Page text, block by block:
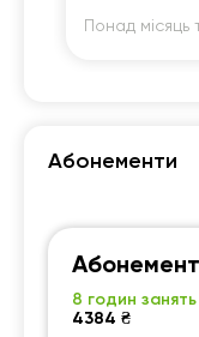
Понад місяць
Абонементи
Абонемент
8 годин занять
4384 ₴